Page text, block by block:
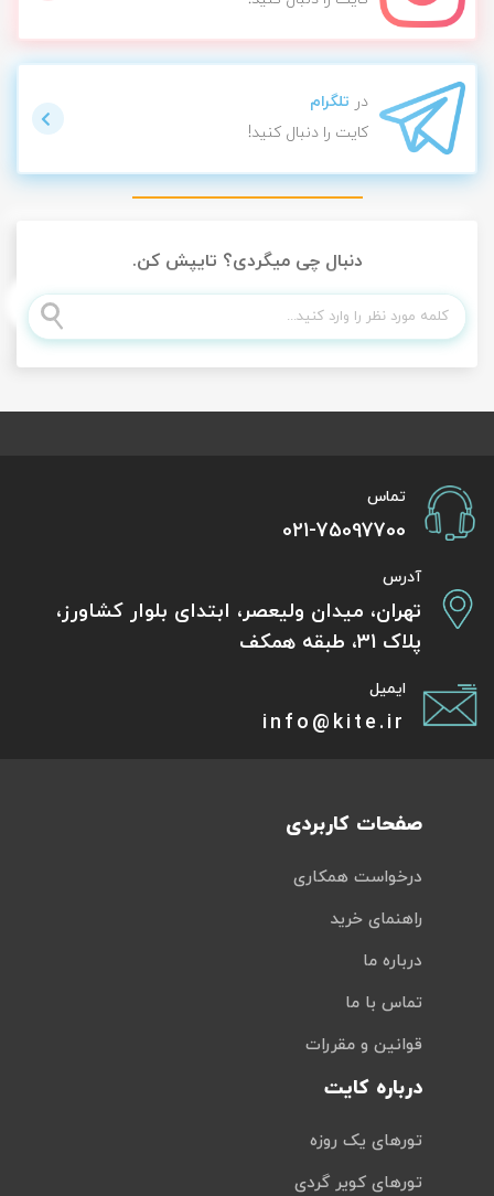
در تلگرام
کایت را دنبال کنید!
دنبال چی میگردی؟ تایپش کن.
تماس
021-75097700
آدرس
تهران، میدان ولیعصر، ابتدای بلوار کشاورز،
پلاک 31، طبقه همکف
ایمیل
info@kite.ir
صفحات کاربردی
درخواست همکاری
راهنمای خرید
درباره ما
تماس با ما
قوانین و مقررات
درباره کایت
تورهای یک روزه
تورهای کویر گردی